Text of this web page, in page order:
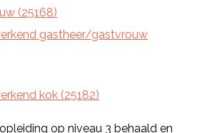
(25168)
gastheer/gastvrouw
kok (25182)
op niveau 3 behaald en